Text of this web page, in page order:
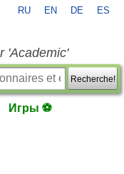
RU EN DE ES
'Academic'
Recherche!
Игры ⚽